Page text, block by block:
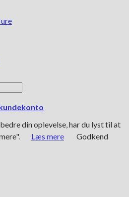
din oplevelse, har du lyst til at
Læs mere Godkend